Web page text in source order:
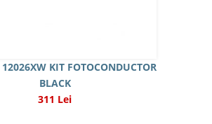
KIT FOTOCONDUCTOR
BLACK
311 Lei